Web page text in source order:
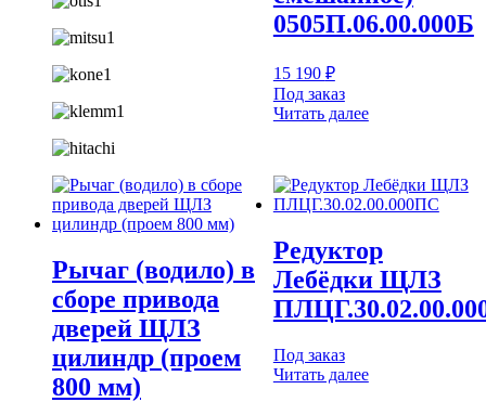
0505П.06.00.000Б
15 190 ₽
Под заказ
Читать далее
Рычаг (водило) в
сборе привода
дверей ЩЛЗ
цилиндр (проем
800 мм)
Редуктор
Лебёдки ЩЛЗ
Под заказ
Читать далее